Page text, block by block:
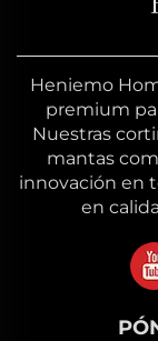
Heniemo
premium
Nuestras
mantas
innovación en
en